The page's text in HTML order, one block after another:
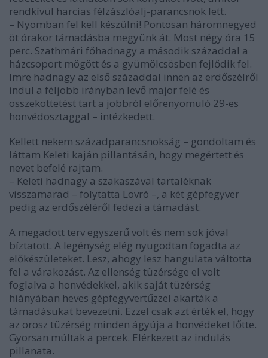
rendkívül harcias félzászlóalj-parancsnok lett.
– Nyomban fel kell készülni! Pontosan háromnegyed
öt órakor támadásba megyünk át. Most négy óra 15
perc. Szathmári főhadnagy a második századdal a
házcsoport mögött és a gyümölcsösben fejlődik fel.
Imre hadnagy az első századdal innen az erdőszélről
indul a féljobb irányban levő major felé és
összeköttetést tart a jobbról előrenyomuló 29-es
honvédosztaggal – intézkedett.
Kellett nekem századparancsnokság – gondoltam és
láttam Keleti kaján pillantásán, hogy megértett és
nevet befelé rajtam.
– Keleti hadnagy a szakaszával tartaléknak
visszamarad – folytatta Lovró –, a két gépfegyver
pedig az erdőszéléről fedezi a támadást.
A megadott terv egyszerű volt és nem sok jóval
bíztatott. A legénység elég nyugodtan fogadta az
előkészületeket. Lesz, ahogy lesz hangulata váltotta
fel a várakozást. Az ellenség tüzérsége el volt
foglalva a honvédekkel, akik saját tüzérség
hiányában heves gépfegyvertűzzel akarták a
támadásukat bevezetni. Ezzel csak azt érték el, hogy
az orosz tüzérség minden ágyúja a honvédeket lőtte.
Gyorsan múltak a percek. Elérkezett az indulás
pillanata.